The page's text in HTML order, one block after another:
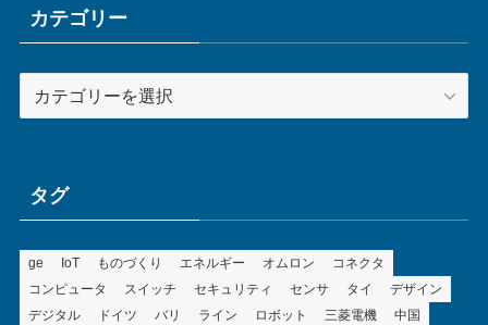
ブカテゴリー
テ
ータグ
ge IoT ものづくり エネルギー オムロン
コネクタ
コンピュータ
スイッチ セキュリティ センサ タイ
デザイン
デジタル
ドイツ バリ ライン ロボット 三菱電機 中国